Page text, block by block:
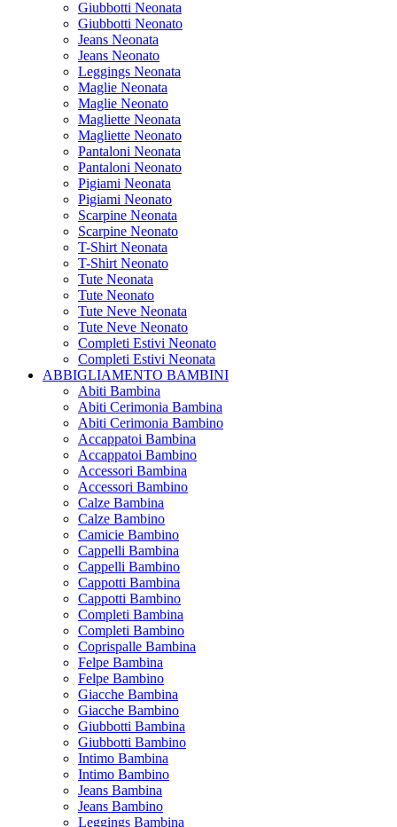
Giubbotti Neonata
Giubbotti Neonato
Jeans Neonata
Jeans Neonato
Leggings Neonata
Maglie Neonata
Maglie Neonato
Magliette Neonata
Magliette Neonato
Pantaloni Neonata
Pantaloni Neonato
Pigiami Neonata
Pigiami Neonato
Scarpine Neonata
Scarpine Neonato
T-Shirt Neonata
T-Shirt Neonato
Tute Neonata
Tute Neonato
Tute Neve Neonata
Tute Neve Neonato
Completi Estivi Neonato
Completi Estivi Neonata
ABBIGLIAMENTO BAMBINI
Abiti Bambina
Abiti Cerimonia Bambina
Abiti Cerimonia Bambino
Accappatoi Bambina
Accappatoi Bambino
Accessori Bambina
Accessori Bambino
Calze Bambina
Calze Bambino
Camicie Bambino
Cappelli Bambina
Cappelli Bambino
Cappotti Bambina
Cappotti Bambino
Completi Bambina
Completi Bambino
Coprispalle Bambina
Felpe Bambina
Felpe Bambino
Giacche Bambina
Giacche Bambino
Giubbotti Bambina
Giubbotti Bambino
Intimo Bambina
Intimo Bambino
Jeans Bambina
Jeans Bambino
Leggings Bambina